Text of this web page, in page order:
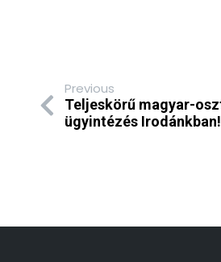
Previous
Teljeskörű magyar-
ügyintézés Irodánkban!